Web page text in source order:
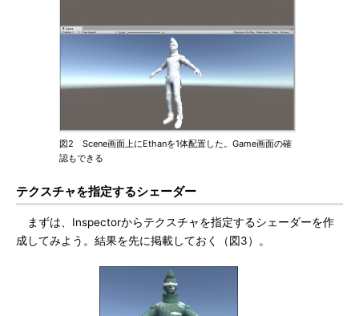
図2 Scene画面上にEthanを1体配置した。Game画面の確
認もできる
テクスチャを指定するシェーダー
まずは、Inspectorからテクスチャを指定するシェーダーを作
成してみよう。結果を先に掲載しておく（図3）。